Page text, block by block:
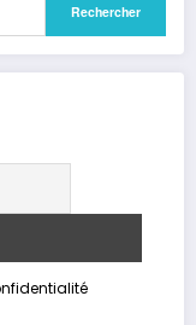
Rechercher